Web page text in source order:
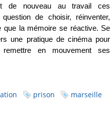
de nouveau au travail ces
de choisir, réinventer,
que la mémoire se réactive. Se
une pratique de cinéma pour
en mouvement ses
prison marseille